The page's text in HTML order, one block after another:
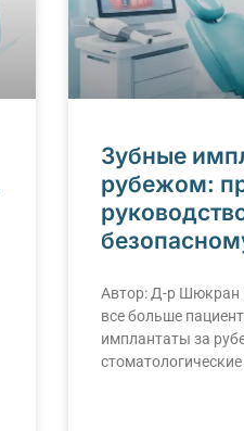
Зубные
рубежом:
Автор: Д-р Шюкран
все больше
имплантаты за